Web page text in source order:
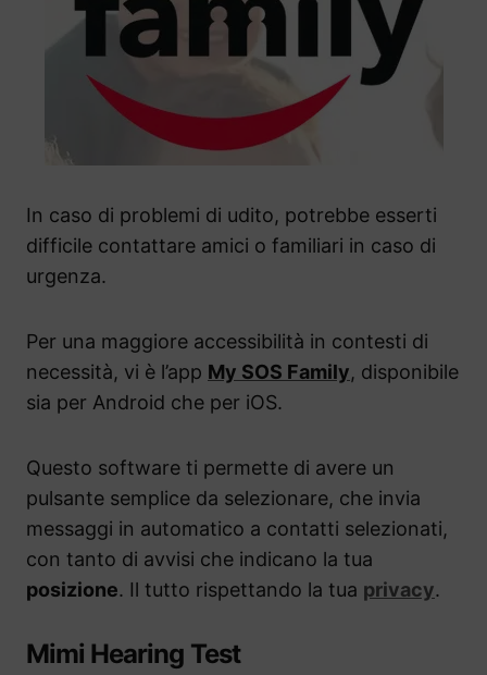
In caso di problemi di udito, potrebbe esserti
difficile contattare amici o familiari in caso di
urgenza.
Per una maggiore accessibilità in contesti di
necessità, vi è l’app My SOS Family, disponibile
sia per Android che per iOS.
Questo software ti permette di avere un
pulsante semplice da selezionare, che invia
messaggi in automatico a contatti selezionati,
con tanto di avvisi che indicano la tua
posizione. Il tutto rispettando la tua privacy.
Mimi Hearing Test